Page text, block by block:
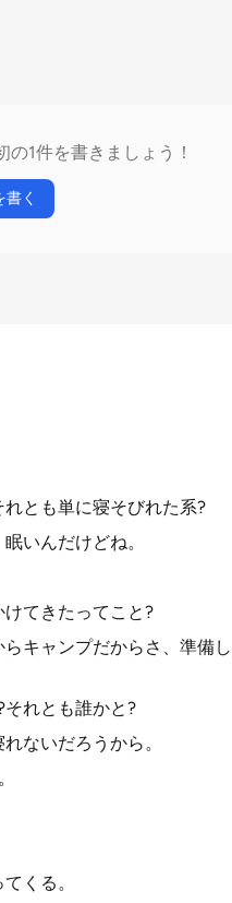
1件を書きましょう！
く
とも単に寝そびれた系?
いんだけどね。
てきたってこと?
キャンプだからさ、準備
れとも誰かと?
ないだろうから。
くる。